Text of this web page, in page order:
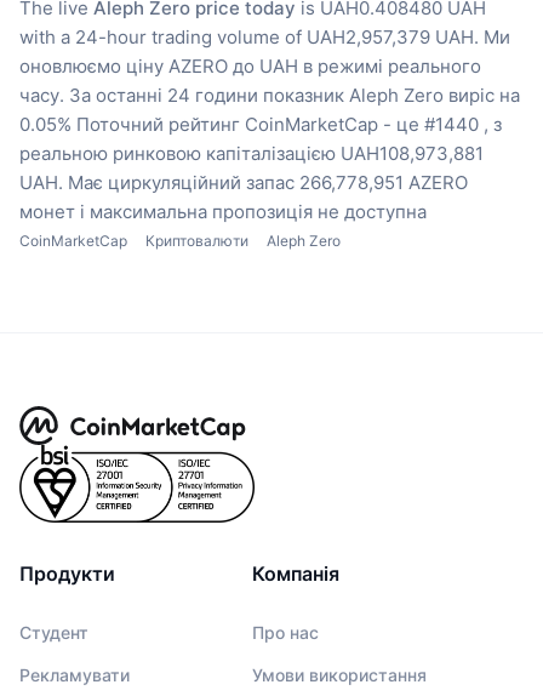
The live Aleph Zero price today is UAH0.408480 UAH
with a 24-hour trading volume of UAH2,957,379 UAH. Ми
оновлюємо ціну AZERO до UAH в режимі реального
часу. За останні 24 години показник Aleph Zero виріс на
0.05% Поточний рейтинг CoinMarketCap - це #1440 , з
реальною ринковою капіталізацією UAH108,973,881
UAH. Має циркуляційний запас 266,778,951 AZERO
монет і максимальна пропозиція не доступна
CoinMarketCap Криптовалюти Aleph Zero
Продукти
Студент
Рекламувати
Компанія
Про нас
Умови використання